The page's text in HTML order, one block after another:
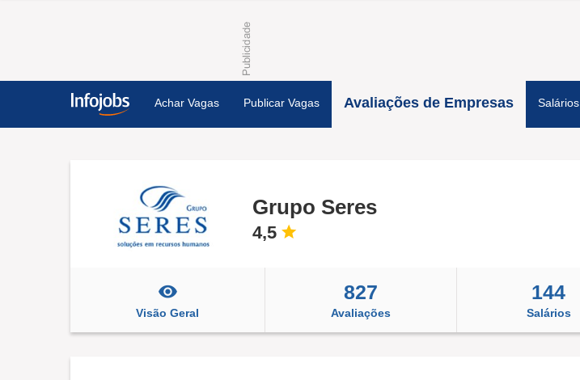
Achar Vagas Publicar Vagas Avaliações de Empresas Salários
Grupo Seres
4,5
Visão Geral
827
Avaliações
144
Salários